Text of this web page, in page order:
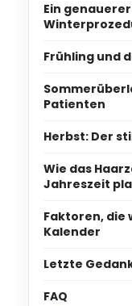
Ein
Frühling und
Patienten
Herbst: Der
Wie das
Jahreszeit
Faktoren, die
Kalender
Letzte
FAQ